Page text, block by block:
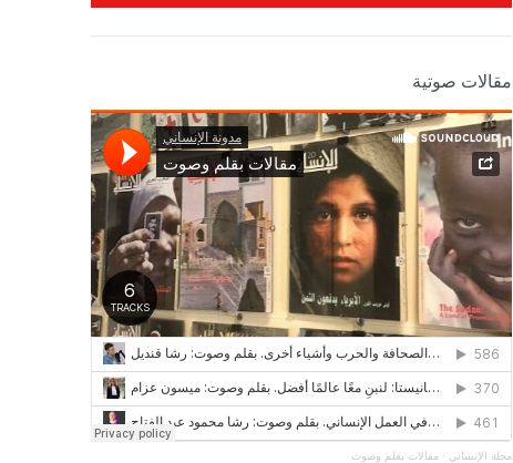
مقالات صوتية
مجلة الإنساني · مقالات بقلم وصوت